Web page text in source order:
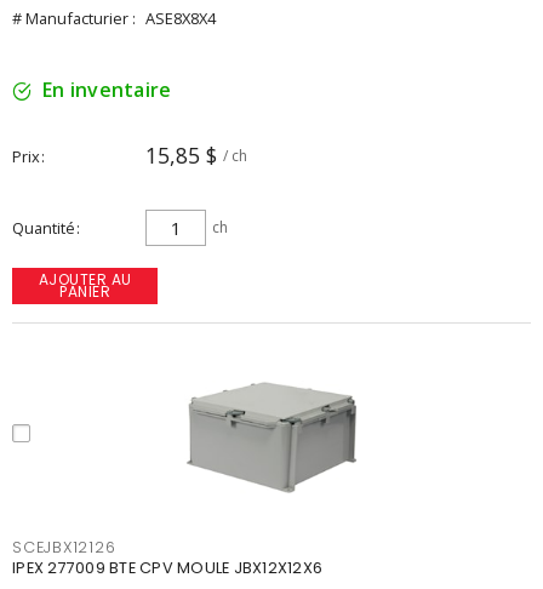
# Manufacturier : ASE8X8X4
En inventaire
Prix 15,85 $ / ch
Quantité ch
AJOUTER AU
PANIER
SCEJBX12126
IPEX 277009 BTE CPV MOULE JBX12X12X6